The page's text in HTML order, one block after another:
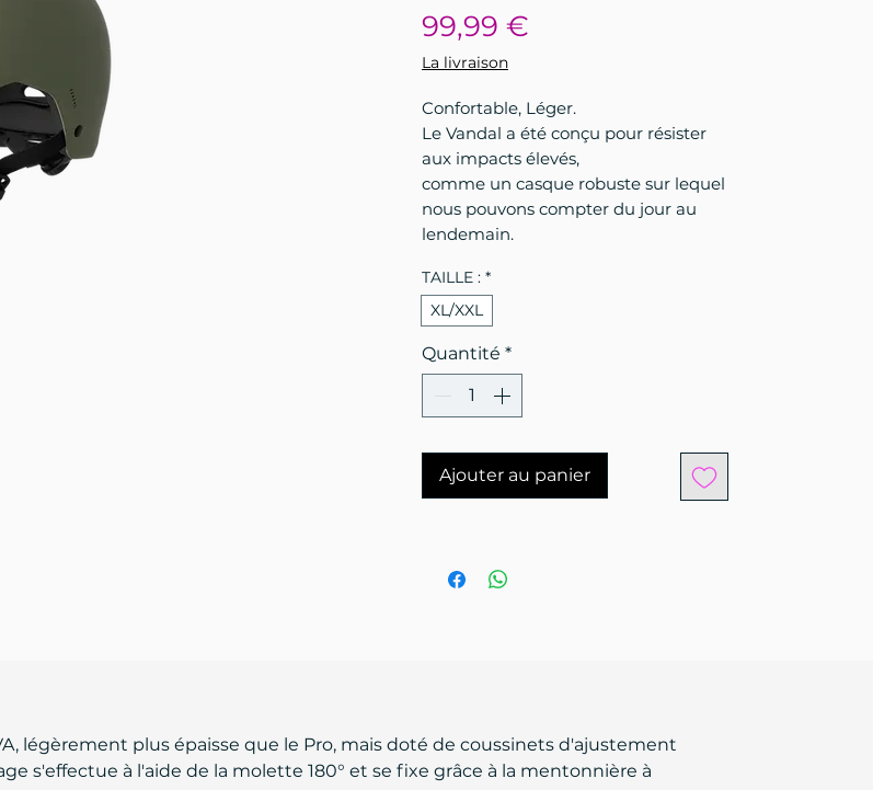
99,99 €
La livraison
Confortable, Léger.
Le Vandal a été conçu pour résister
aux impacts élevés,
comme un casque robuste sur lequel
nous pouvons compter du jour au
lendemain.
TAILLE : *
XL/XXL
Quantité *
Ajouter au panier
légèrement plus épaisse que le Pro, mais doté de coussinets d'ajustement
s'effectue à l'aide de la molette 180° et se fixe grâce à la mentonnière à